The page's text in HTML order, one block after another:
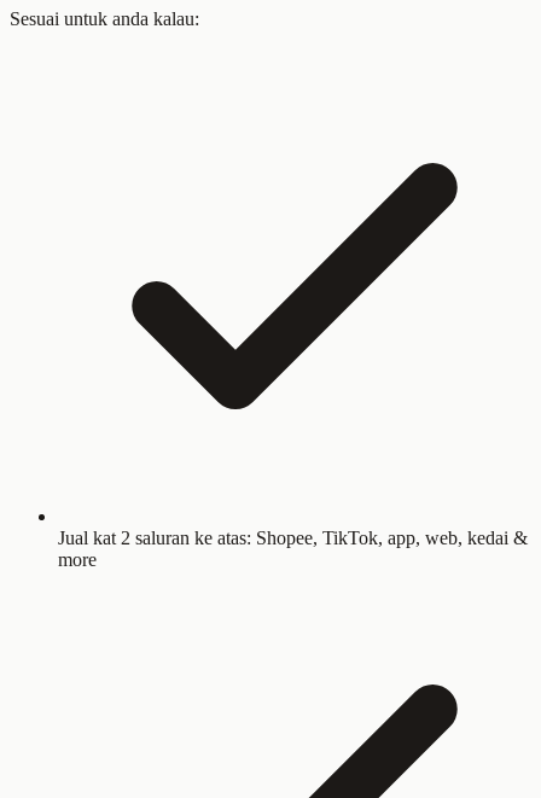
Sesuai untuk anda kalau:
Jual kat 2 saluran ke atas: Shopee, TikTok, app, web, kedai &
more